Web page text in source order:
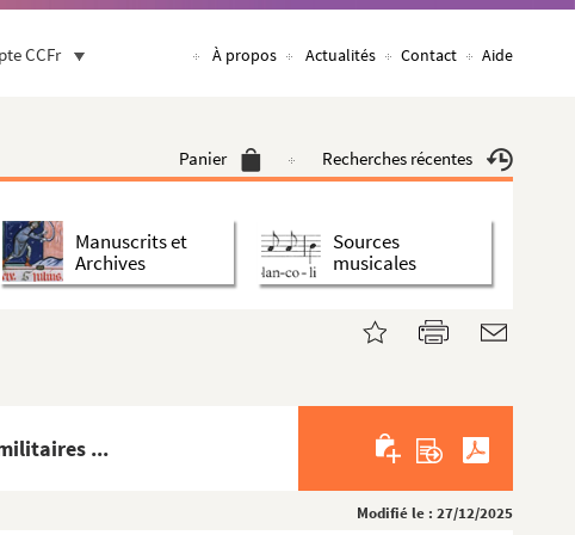
CCFr À propos Actualités Contact Aide
Panier Recherches récentes
Manuscrits et
Archives
Sources
musicales
...
Modifié le : 27/12/2025